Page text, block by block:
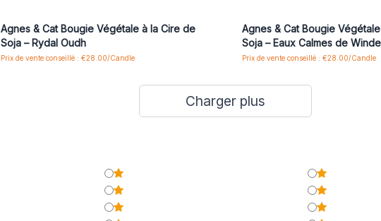
Agnes & Cat Bougie Végétale à la Cire de
Soja – Rydal Oudh
Prix de vente conseillé : €28.00/Candle
Agnes & Cat Bougie
Soja – Eaux Calmes de
Prix de vente conseillé : €28.00/Candle
Charger plus